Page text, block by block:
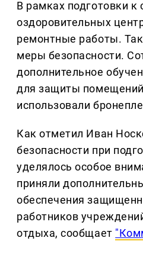
В рамках подготовки к
оздоровительных
ремонтные работы.
меры безопасности.
дополнительное
для защиты
использовали
Как отметил Иван
безопасности при
уделялось особое
приняли
обеспечения
работников
отдыха, сообщает